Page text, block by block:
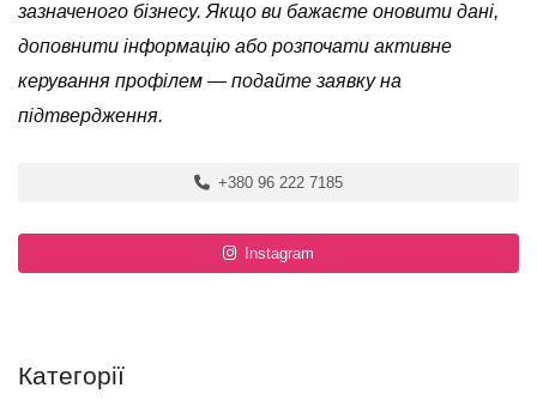
зазначеного бізнесу. Якщо ви бажаєте оновити дані,
доповнити інформацію або розпочати активне
керування профілем — подайте заявку на
підтвердження.
+380 96 222 7185
Instagram
Категорії